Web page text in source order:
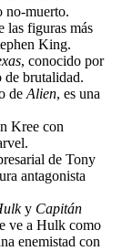
no-muerto.
las figuras más
King.
, conocido por
de brutalidad.
de Alien, es una
Kree con
de Tony
antagonista
y Capitán
ve a Hulk como
enemistad con